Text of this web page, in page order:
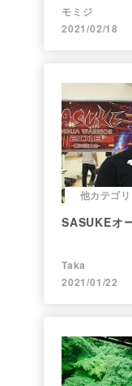
モミジ
2021/02/18
他カテゴリ
SASUKEオ
Taka
2021/01/22